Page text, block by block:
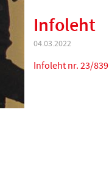
Infoleht
04.03.2022
Infoleht nr. 23/